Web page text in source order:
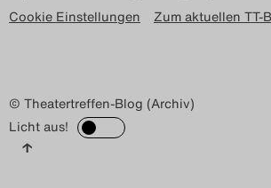
Cookie Einstellungen
Zum aktuellen TT-
© Theatertreffen-Blog (Archiv)
Licht aus!
↑